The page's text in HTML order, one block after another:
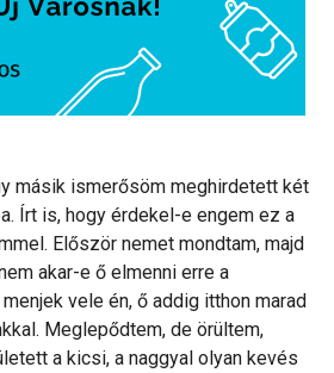
másik ismerősöm meghirdetett két
Írt is, hogy érdekel-e engem ez a
Először nemet mondtam, majd
akar-e ő elmenni erre a
vele én, ő addig itthon marad
Meglepődtem, de örültem,
a kicsi, a naggyal olyan kevés